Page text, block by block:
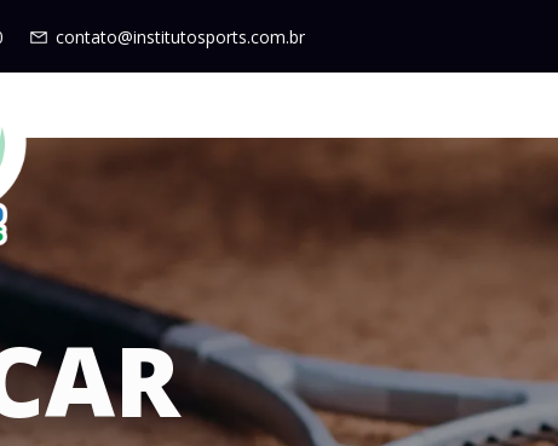
contato@institutosports.com.br